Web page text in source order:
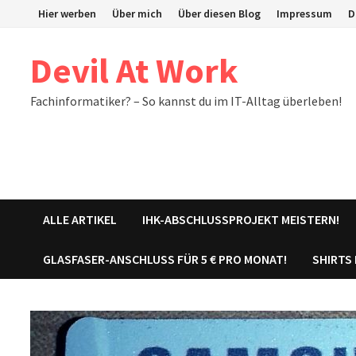
Hier werben Über mich Über diesen Blog Impressum
Devil At Work
Fachinformatiker? – So kannst du im IT-Alltag überleben!
ALLE ARTIKEL IHK-ABSCHLUSSPROJEKT MEISTERN!
GLASFASER-ANSCHLUSS FÜR 5 € PRO MONAT! SHIRTS